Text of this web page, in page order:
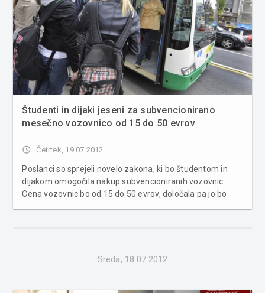
Študenti in dijaki jeseni za subvencionirano
mesečno vozovnico od 15 do 50 evrov
access_time Četrtek, 19.07.2012
Poslanci so sprejeli novelo zakona, ki bo študentom in
dijakom omogočila nakup subvencioniranih vozovnic.
Cena vozovnic bo od 15 do 50 evrov, določala pa jo bo
Sreda, 18.07.2012